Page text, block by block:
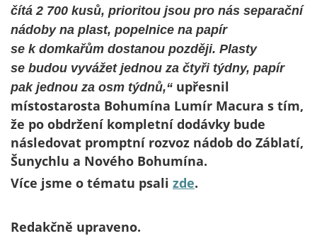
čítá 2 700 kusů, prioritou jsou pro nás separační
nádoby na plast, popelnice na papír
se k domkařům dostanou později. Plasty
se budou vyvážet jednou za čtyři týdny, papír
pak jednou za osm týdnů,“ upřesnil
místostarosta Bohumína Lumír Macura s tím,
že po obdržení kompletní dodávky bude
následovat promptní rozvoz nádob do Záblatí,
Šunychlu a Nového Bohumína.
Více jsme o tématu psali zde.
Redakčně upraveno.